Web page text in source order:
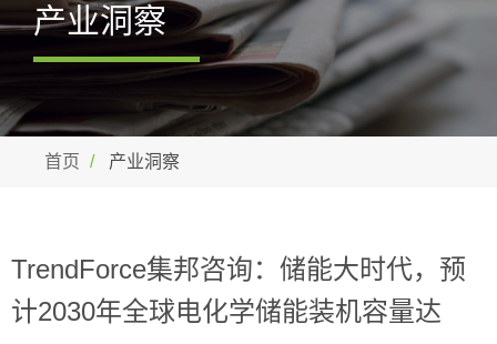
产业洞察
首页 产业洞察
TrendForce集邦咨询：储能大时代，预
计2030年全球电化学储能装机容量达